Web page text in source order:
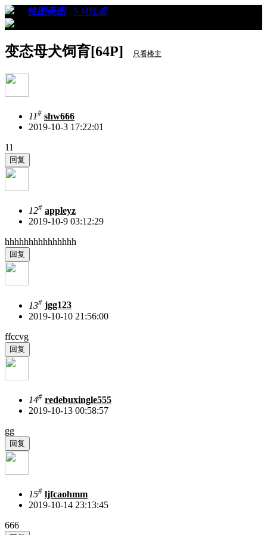
性图美图 S M性虐
变态母犬饲育[64P] 只看楼主
11# shw666
2019-10-3 17:22:01
11
12# appleyz
2019-10-9 03:12:29
hhhhhhhhhhhhhhh
13# jgg123
2019-10-10 21:56:00
ffccvg
14# redebuxingle555
2019-10-13 00:58:57
gg
15# ljfcaohmm
2019-10-14 23:13:45
666